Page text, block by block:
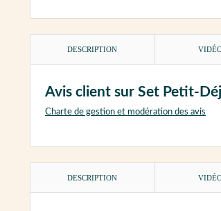
DESCRIPTION
Avis client sur Set Petit-
Charte de gestion et modération des avis
DESCRIPTION